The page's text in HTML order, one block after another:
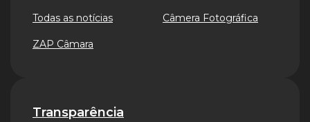
Todas as notícias
ZAP Câmara
Câmera Fotográfica
Transparência